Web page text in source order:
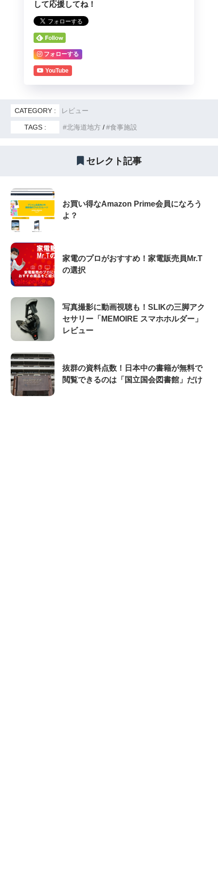
して応援してね！
フォローする
YouTube
CATEGORY : レビュー
TAGS : 北海道地方 食事施設
セレクト記事
お買い得なAmazon Prime会員になろう
よ？
家電のプロがおすすめ！家電販売員Mr.T
の選択
写真撮影に動画視聴も！SLIKの三脚アク
セサリー「MEMOIRE スマホホルダー」
レビュー
抜群の資料点数！日本中の書籍が無料で
閲覧できるのは「国立国会図書館」だけ